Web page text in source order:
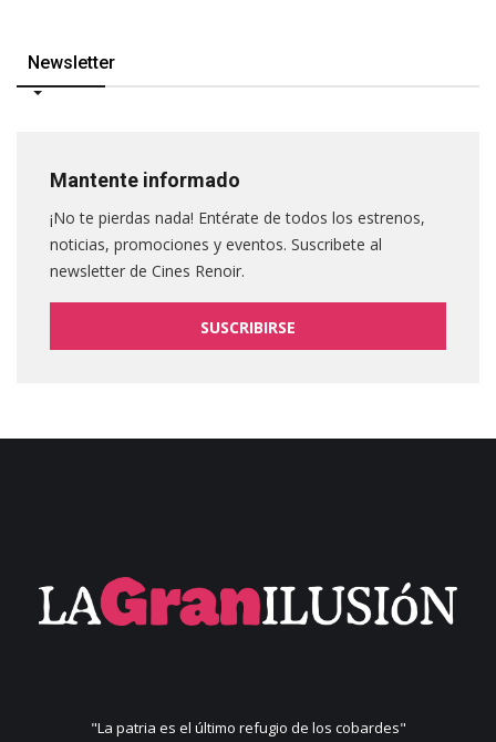
Newsletter
Mantente informado
¡No te pierdas nada! Entérate de todos los estrenos,
noticias, promociones y eventos. Suscribete al
newsletter de Cines Renoir.
SUSCRIBIRSE
"La patria es el último refugio de los cobardes"